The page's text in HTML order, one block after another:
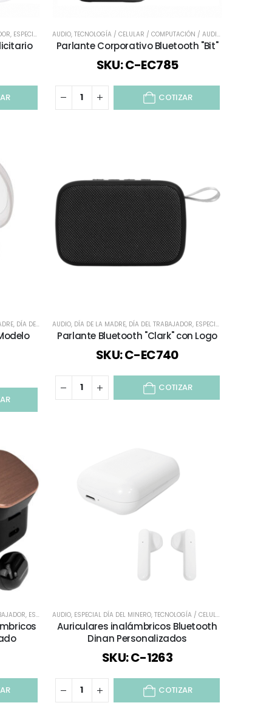
/ AUDIO
, ESPECIAL DÍA DEL MINERO ,ESPECIAL DÍA DEL PROFESOR,TECNOLOGÍA / CELULAR /
AUDIO, TECNOLOGÍA / CELULAR / COMPUTACIÓN / AUDIO
Parlante Corporativo Bluetooth "Bit"
SKU: C-EC785
COTIZAR
,TODOS
, DÍA DEL TRABAJADOR ,ESPECIAL DÍA DEL PROFESOR,TECNOLOGÍA / CELULAR /
AUDIO, DÍA DE LA MADRE, DÍA DEL TRABAJADOR, ESPECIAL DÍA DEL PROFESOR
Parlante Bluetooth "Clark" con Logo
SKU: C-EC740
COTIZAR
Y JUVENIL ,REGALOS COBRIZADOS, TECNOLOGÍA / CELULAR / COMPUTACIÓN /
, ESPECIAL DÍA DEL MINERO ,ESPECIAL DÍA DEL PROFESOR ,REGALOS COBRIZADOS
AUDIO, ESPECIAL DÍA DEL MINERO, TECNOLOGÍA / CELULAR / COMPUTACIÓN / AUDIO
Auriculares inalámbricos Bluetooth
Dinan Personalizados
SKU: C-1263
COTIZAR